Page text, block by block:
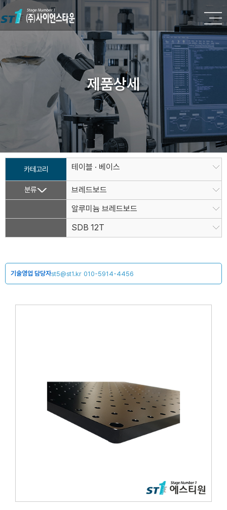
제품상세
카테고리 테이블 · 베이스
분류
브레드보드
알루미늄 브레드보드
SDB 12T
기술영업 담당자st5@st1.kr 010-5914-4456